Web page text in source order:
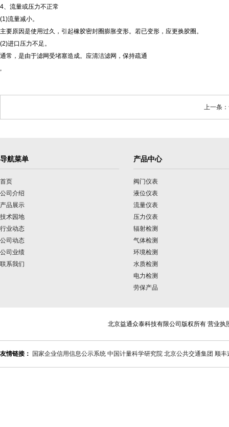
4、流量或压力不正常
(1)流量减小。
主要原因是使用过久，引起橡胶密封圈膨胀变形。若已变形，应更换胶圈。
(2)进口压力不足。
通常，是由于滤网受堵塞造成。应清洁滤网，保持疏通
,
上一条
导航菜单
首页
公司介绍
产品展示
技术园地
行业动态
公司动态
公司业绩
联系我们
产品中心
阀门仪表
液位仪表
流量仪表
压力仪表
辐射检测
气体检测
环境检测
水质检测
电力检测
劳保产品
北京益通众泰科技有限公司版权所有 营业执
友情链接： 国家企业信用信息公示系统 中国计量科学研究院 北京公共交通集团 顺丰